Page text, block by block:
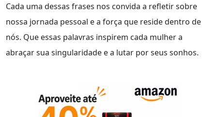
Cada uma dessas frases nos convida a refletir sobre
nossa jornada pessoal e a força que reside dentro de
nós. Que essas palavras inspirem cada mulher a
abraçar sua singularidade e a lutar por seus sonhos.